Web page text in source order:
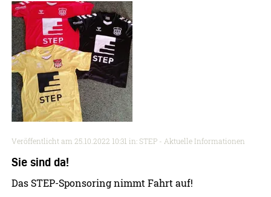
Veröffentlicht am25.10.2022 10:31 in: STEP - Aktuelle Informationen
Sie sind da!
Das STEP-Sponsoring nimmt Fahrt auf!